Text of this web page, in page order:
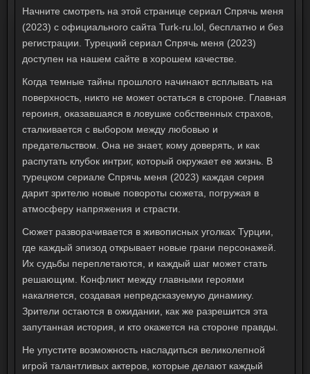
Начните смотреть на этой странице сериал Спрячь меня
(2023) с официального сайта Turk-ru.lol, бесплатно и без
регистрации. Турецкий сериал Спрячь меня (2023)
доступен на нашем сайте в хорошем качестве.
Когда темные тайны прошлого начинают всплывать на
поверхность, никто не может остаться в стороне. Главная
героиня, оказавшаяся в ловушке собственных страхов,
сталкивается с выбором между любовью и
предательством. Она не знает, кому доверять, и как
распутать клубок интриг, который окружает ее жизнь. В
турецком сериале Спрячь меня (2023) каждая серия
дарит зрителю новые повороты сюжета, погружая в
атмосферу напряжения и страсти.
Сюжет разворачивается в живописных уголках Турции,
где каждый эпизод открывает новые грани персонажей.
Их судьбы переплетаются, и каждый шаг может стать
решающим. Конфликт между главными героями
накаляется, создавая непредсказуемую динамику.
Зрители остаются в ожидании, как же разрешится эта
запутанная история, и кто окажется на стороне правды.
Не упустите возможность насладиться великолепной
игрой талантливых актеров, которые делают каждый